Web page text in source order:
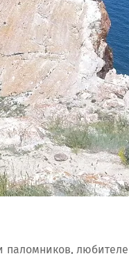
паломников,